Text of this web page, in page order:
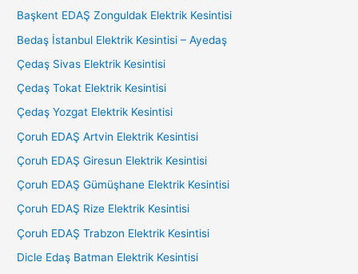
Başkent EDAŞ Zonguldak Elektrik Kesintisi
Bedaş İstanbul Elektrik Kesintisi – Ayedaş
Çedaş Sivas Elektrik Kesintisi
Çedaş Tokat Elektrik Kesintisi
Çedaş Yozgat Elektrik Kesintisi
Çoruh EDAŞ Artvin Elektrik Kesintisi
Çoruh EDAŞ Giresun Elektrik Kesintisi
Çoruh EDAŞ Gümüşhane Elektrik Kesintisi
Çoruh EDAŞ Rize Elektrik Kesintisi
Çoruh EDAŞ Trabzon Elektrik Kesintisi
Dicle Edaş Batman Elektrik Kesintisi